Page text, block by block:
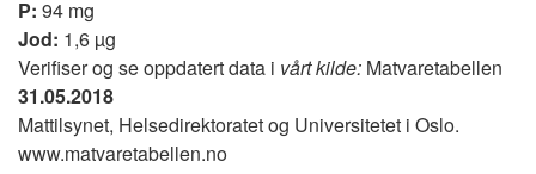
P: 94 mg
Jod: 1,6 µg
Verifiser og se oppdatert data i vårt kilde: Matvaretabellen
31.05.2018
Mattilsynet, Helsedirektoratet og Universitetet i Oslo.
www.matvaretabellen.no